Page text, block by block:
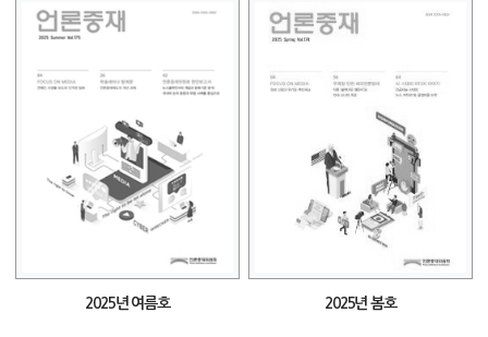
2025년 여름호 2025년 봄호